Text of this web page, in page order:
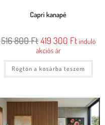
Capri kanapé
516 800Ft 419 300 Ftinduló
akciós ár
Rögtön a kosárba teszem